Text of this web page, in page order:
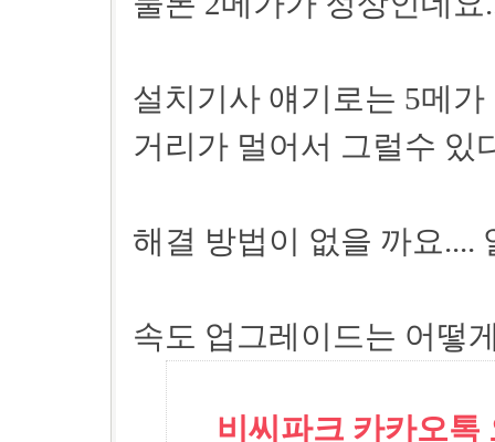
설치기사 얘기로는 5메
거리가 멀어서 그럴수 있
해결 방법이 없을 까요....
속도 업그레이드는 어떻
비씨파크 카카오톡